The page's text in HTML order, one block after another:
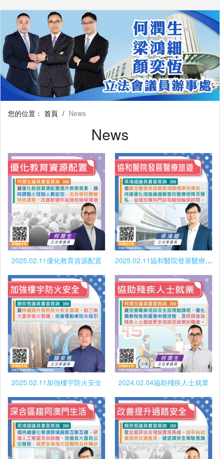
您的位置： 首頁 / News
News
2025.02.11優化教育資源配置 2025.02.11協和醫院發展醫療旅遊
2025.02.11加強樓宇防火安全 2024.02.04協助殘疾人士就業